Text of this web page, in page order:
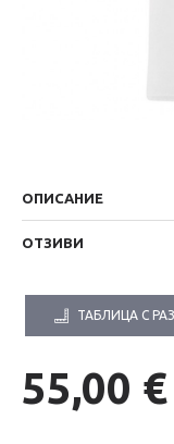
ОПИСАНИЕ
ОТЗИВИ
ТАБЛИЦА С
55,00 €